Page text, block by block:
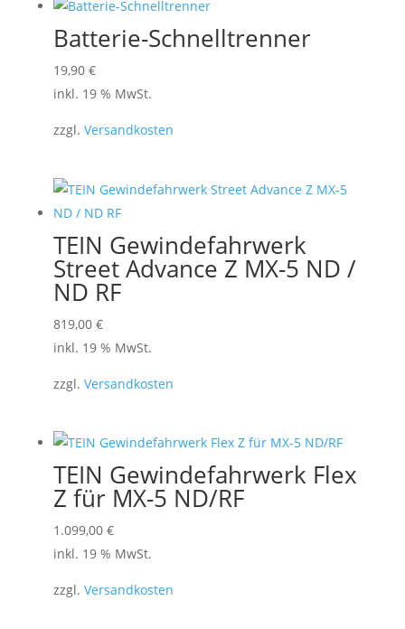
Batterie-Schnelltrenner
19,90 €
inkl. 19 % MwSt.
zzgl. Versandkosten
TEIN Gewindefahrwerk
Street Advance Z MX-5 ND /
ND RF
819,00 €
inkl. 19 % MwSt.
zzgl. Versandkosten
TEIN Gewindefahrwerk Flex
Z für MX-5 ND/RF
1.099,00 €
inkl. 19 % MwSt.
zzgl. Versandkosten